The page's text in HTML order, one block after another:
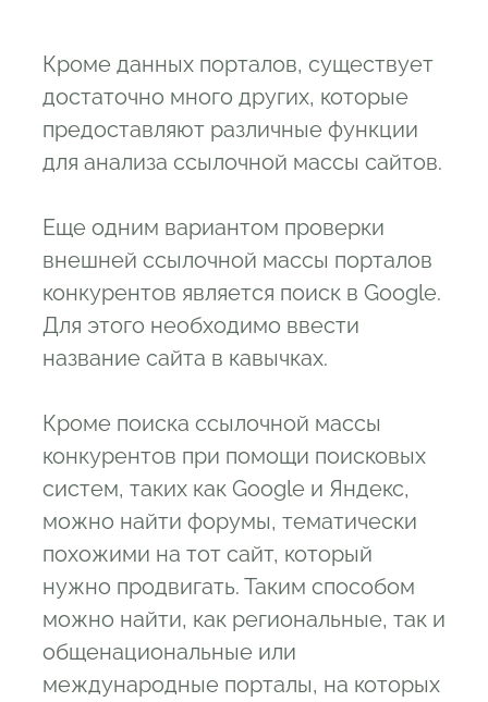
Кроме данных порталов, существует
достаточно много других, которые
предоставляют различные функции
для анализа ссылочной массы сайтов.
Еще одним вариантом проверки
внешней ссылочной массы порталов
конкурентов является поиск в Google.
Для этого необходимо ввести
название сайта в кавычках.
Кроме поиска ссылочной массы
конкурентов при помощи поисковых
систем, таких как Google и Яндекс,
можно найти форумы, тематически
похожими на тот сайт, который
нужно продвигать. Таким способом
можно найти, как региональные, так и
общенациональные или
международные порталы, на которых